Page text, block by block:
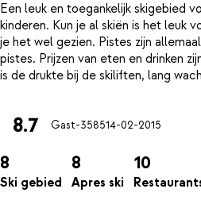
Een leuk en toegankelijk skigebied
kinderen. Kun je al skiën is het leuk
je het wel gezien. Pistes zijn
pistes. Prijzen van eten en drinken
8.7 Gast-358514-02-2015
8
Ski gebied
8
Apres ski
10